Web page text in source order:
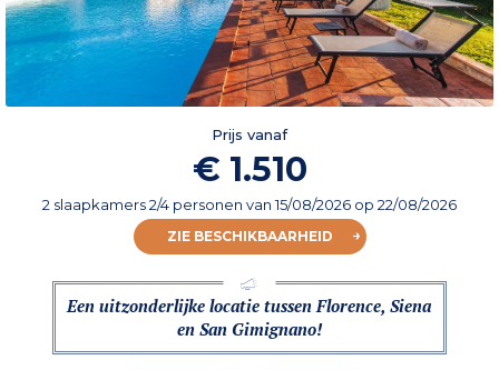
Prijs vanaf
€ 1.510
2 slaapkamers 2/4 personen van15/08/2026 op 22/08/2026
ZIE BESCHIKBAARHEID
Een uitzonderlijke locatie tussen Florence, Siena
en San Gimignano!